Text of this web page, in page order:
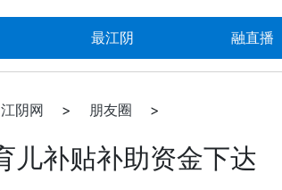
最江阴 融直播
江阴网 > 朋友圈 >
儿补贴补助资金下达